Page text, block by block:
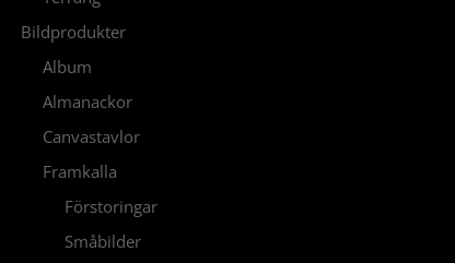
Bildprodukter
Album
Almanackor
Canvastavlor
Framkalla
Förstoringar
Småbilder